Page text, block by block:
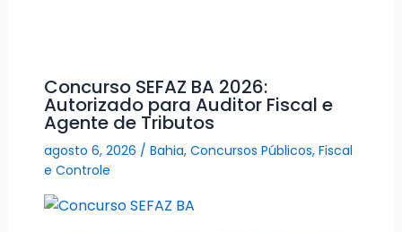
Concurso SEFAZ BA 2026:
Autorizado para Auditor Fiscal e
Agente de Tributos
agosto 6, 2026 / Bahia, Concursos Públicos, Fiscal
e Controle